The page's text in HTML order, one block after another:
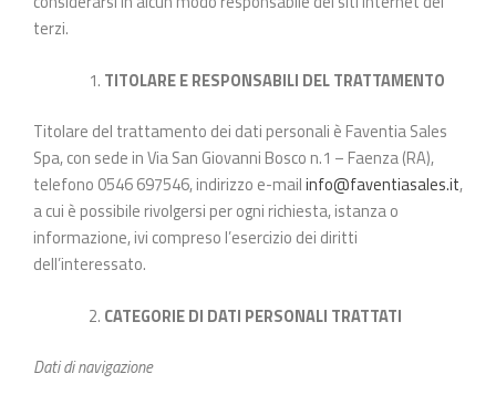
terzi.
TITOLARE E RESPONSABILI DEL TRATTAMENTO
Titolare del trattamento dei dati personali è Faventia Sales
Spa, con sede in Via San Giovanni Bosco n.1 – Faenza (RA),
telefono 0546 697546, indirizzo e-mailinfo@faventiasales.it,
a cui è possibile rivolgersi per ogni richiesta, istanza o
informazione, ivi compreso l’esercizio dei diritti
dell’interessato.
CATEGORIE DI DATI PERSONALI TRATTATI
Dati di navigazione